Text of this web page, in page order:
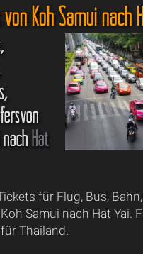
Koh Samui nach
Hat
für Flug, Bus,
Samui nach Hat Yai.
Thailand.